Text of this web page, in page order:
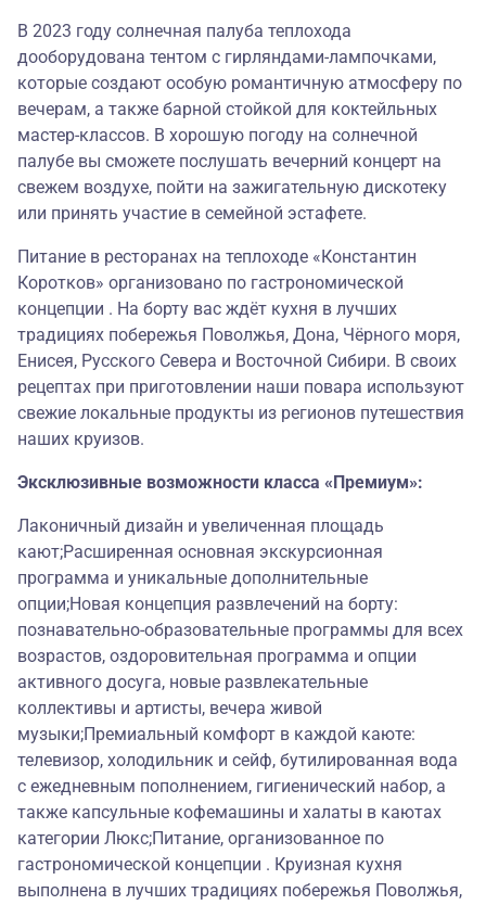
В 2023 году солнечная палуба теплохода
дооборудована тентом с гирляндами-лампочками,
которые создают особую романтичную атмосферу по
вечерам, а также барной стойкой для коктейльных
мастер-классов. В хорошую погоду на солнечной
палубе вы сможете послушать вечерний концерт на
свежем воздухе, пойти на зажигательную дискотеку
или принять участие в семейной эстафете.
Питание в ресторанах на теплоходе «Константин
Коротков» организовано по гастрономической
концепции . На борту вас ждёт кухня в лучших
традициях побережья Поволжья, Дона, Чёрного моря,
Енисея, Русского Севера и Восточной Сибири. В своих
рецептах при приготовлении наши повара используют
свежие локальные продукты из регионов путешествия
наших круизов.
Эксклюзивные возможности класса «Премиум»:
Лаконичный дизайн и увеличенная площадь
кают;Расширенная основная экскурсионная
программа и уникальные дополнительные
опции;Новая концепция развлечений на борту:
познавательно-образовательные программы для всех
возрастов, оздоровительная программа и опции
активного досуга, новые развлекательные
коллективы и артисты, вечера живой
музыки;Премиальный комфорт в каждой каюте:
телевизор, холодильник и сейф, бутилированная вода
с ежедневным пополнением, гигиенический набор, а
также капсульные кофемашины и халаты в каютах
категории Люкс;Питание, организованное по
гастрономической концепции . Круизная кухня
выполнена в лучших традициях побережья Поволжья,